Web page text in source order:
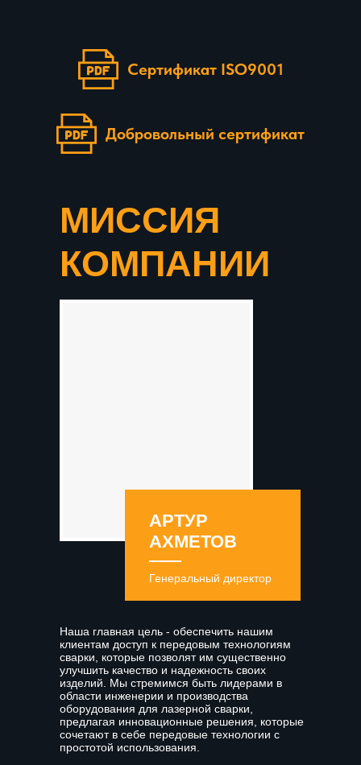
Сертификат ISO9001
Добровольный сертификат
МИССИЯ
КОМПАНИИ
Наша главная цель - обеспечить нашим
клиентам доступ к передовым технологиям
сварки, которые позволят им существенно
улучшить качество и надежность своих
изделий. Мы стремимся быть лидерами в
области инженерии и производства
оборудования для лазерной сварки,
предлагая инновационные решения, которые
сочетают в себе передовые технологии с
простотой использования.
Генеральный директор
АРТУР
АХМЕТОВ